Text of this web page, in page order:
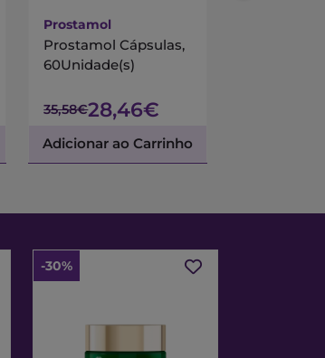
Prostamol
Prostamol Cápsulas,
60Unidade(s)
35,58€28,46€
Adicionar ao Carrinho
-30%